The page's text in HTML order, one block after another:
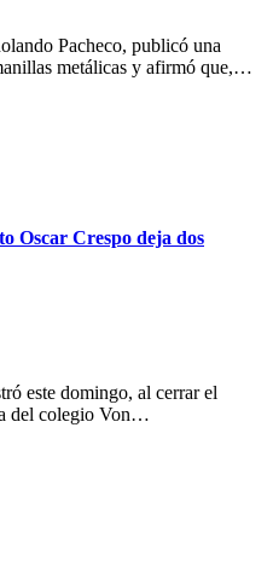
Pacheco, publicó una
metálicas y afirmó que,…
Oscar Crespo deja dos
este domingo, al cerrar el
del colegio Von…